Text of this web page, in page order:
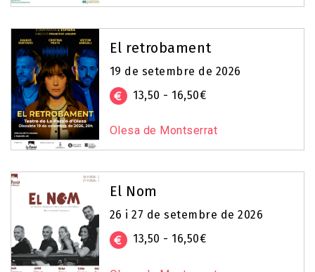
El retrobament
19 de setembre de 2026
13,50 - 16,50€
Olesa de Montserrat
El Nom
26 i 27 de setembre de 2026
13,50 - 16,50€